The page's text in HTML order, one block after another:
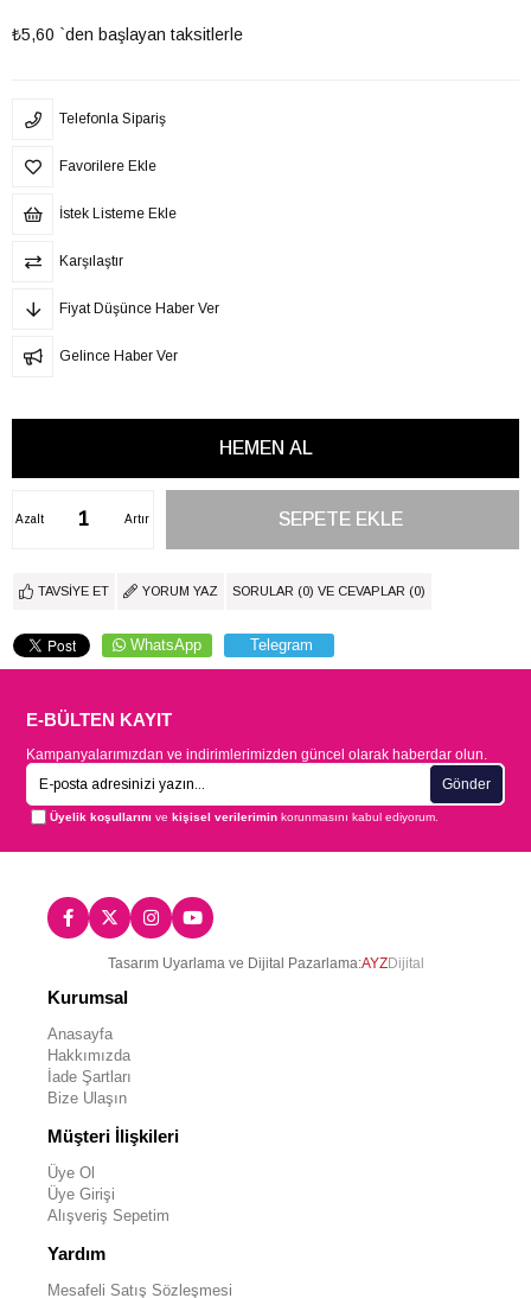
₺5,60 `den başlayan taksitlerle
Telefonla Sipariş
Favorilere Ekle
İstek Listeme Ekle
Karşılaştır
Fiyat Düşünce Haber Ver
Gelince Haber Ver
Artır
Azalt
TAVSIYE ET YORUM YAZ SORULAR (0) VE CEVAPLAR (0)
WhatsApp Telegram
E-BÜLTEN KAYIT
Kampanyalarımızdan ve indirimlerimizden güncel olarak haberdar olun.
Gönder
Üyelik koşullarını vekişisel verilerimin korunmasını kabul ediyorum.
Tasarım Uyarlama ve Dijital Pazarlama:AYZDijital
Kurumsal
Anasayfa
Hakkımızda
İade Şartları
Bize Ulaşın
Müşteri İlişkileri
Üye Ol
Üye Girişi
Alışveriş Sepetim
Yardım
Mesafeli Satış Sözleşmesi